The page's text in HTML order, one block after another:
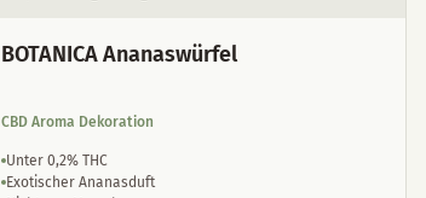
BOTANICA Ananaswürfel
CBD Aroma Dekoration
Unter 0,2% THC
Exotischer Ananasduft